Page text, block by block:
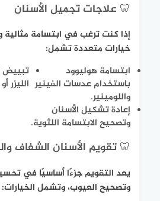
🦷 علاجات تجميل الأسنان
إذا كنت ترغب في ابتسامة مثالية
خيارات متعددة تشمل:
ابتسامة هوليوود
باستخدام عدسات الفينير
واللومينير.
تبييض
الليزر
إعادة تشكيل الأسنان
وتصحيح الابتسامة اللثوية.
🦷 تقويم الأسنان الشفاف
يعد التقويم جزءًا أساسيًا في
وتصحيح العيوب، وتشمل الخيارات: